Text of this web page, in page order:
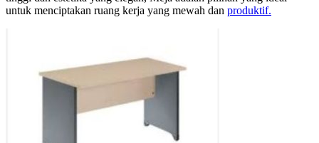
untuk menciptakan ruang kerja yang mewah dan produktif.